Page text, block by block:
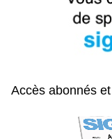
Accès abonnés